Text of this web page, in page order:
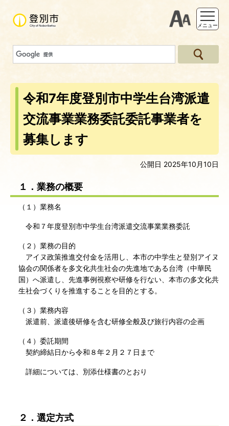
支援ツー
メニュー
令和7年度登別市中学生台湾派遣
交流事業業務委託委託事業者を
募集します
公開日 2025年10月10日
１．業務の概要
（１）業務名
令和７年度登別市中学生台湾派遣交流事業業務委託
（２）業務の目的
アイヌ政策推進交付金を活用し、本市の中学生と登別アイヌ
協会の関係者を多文化共生社会の先進地である台湾（中華民
国）へ派遣し、先進事例視察や研修を行ない、本市の多文化共
生社会づくりを推進することを目的とする。
（３）業務内容
派遣前、派遣後研修を含む研修全般及び旅行内容の企画
（４）委託期間
契約締結日から令和８年２月２７日まで
詳細については、別添仕様書のとおり
２．選定方式